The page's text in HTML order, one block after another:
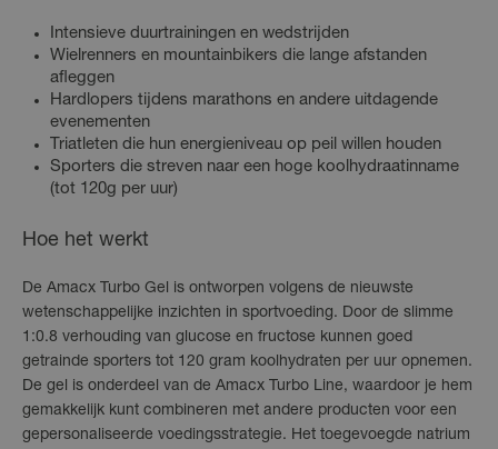
Intensieve duurtrainingen en wedstrijden
Wielrenners en mountainbikers die lange afstanden
afleggen
Hardlopers tijdens marathons en andere uitdagende
evenementen
Triatleten die hun energieniveau op peil willen houden
Sporters die streven naar een hoge koolhydraatinname
(tot 120g per uur)
Hoe het werkt
De Amacx Turbo Gel is ontworpen volgens de nieuwste
wetenschappelijke inzichten in sportvoeding. Door de slimme
1:0.8 verhouding van glucose en fructose kunnen goed
getrainde sporters tot 120 gram koolhydraten per uur opnemen.
De gel is onderdeel van de Amacx Turbo Line, waardoor je hem
gemakkelijk kunt combineren met andere producten voor een
gepersonaliseerde voedingsstrategie. Het toegevoegde natrium